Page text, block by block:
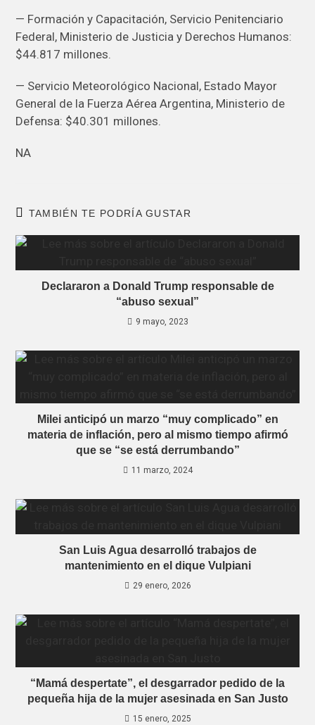
— Formación y Capacitación, Servicio Penitenciario
Federal, Ministerio de Justicia y Derechos Humanos:
$44.817 millones.
— Servicio Meteorológico Nacional, Estado Mayor
General de la Fuerza Aérea Argentina, Ministerio de
Defensa: $40.301 millones.
NA
TAMBIÉN TE PODRÍA GUSTAR
Declararon a Donald Trump responsable de
“abuso sexual”
9 mayo, 2023
Milei anticipó un marzo “muy complicado” en
materia de inflación, pero al mismo tiempo afirmó
que se “se está derrumbando”
11 marzo, 2024
San Luis Agua desarrolló trabajos de
mantenimiento en el dique Vulpiani
29 enero, 2026
“Mamá despertate”, el desgarrador pedido de la
pequeña hija de la mujer asesinada en San Justo
15 enero, 2025